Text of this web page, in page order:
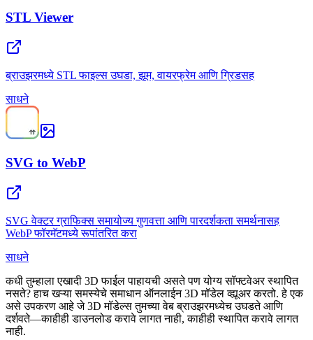
STL Viewer
ब्राउझरमध्ये STL फाइल्स उघडा, झूम, वायरफ्रेम आणि ग्रिडसह
साधने
SVG to WebP
SVG वेक्टर ग्राफिक्स समायोज्य गुणवत्ता आणि पारदर्शकता समर्थनासह
WebP फॉरमॅटमध्ये रूपांतरित करा
साधने
कधी तुम्हाला एखादी 3D फाईल पाहायची असते पण योग्य सॉफ्टवेअर स्थापित
नसते? हाच खऱ्या समस्येचे समाधान ऑनलाईन 3D मॉडेल व्ह्यूअर करतो. हे एक
असे उपकरण आहे जे 3D मॉडेल्स तुमच्या वेब ब्राउझरमध्येच उघडते आणि
दर्शवते—काहीही डाउनलोड करावे लागत नाही, काहीही स्थापित करावे लागत
नाही.